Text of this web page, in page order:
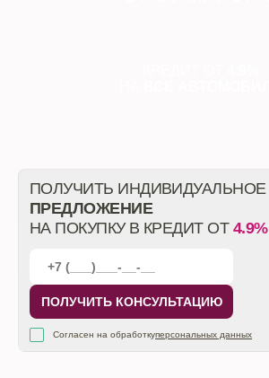
ПОЛУЧИТЬ ИНДИВИДУАЛЬНОЕ
ПРЕДЛОЖЕНИЕ
НА ПОКУПКУ В КРЕДИТ ОТ 4.9%
ПОЛУЧИТЬ КОНСУЛЬТАЦИЮ
Согласен на обработкуперсональных данных